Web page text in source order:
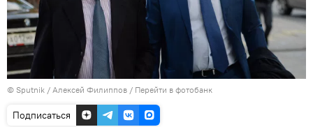
© Sputnik / Алексей Филиппов / Перейти в фотобанк
Подписаться